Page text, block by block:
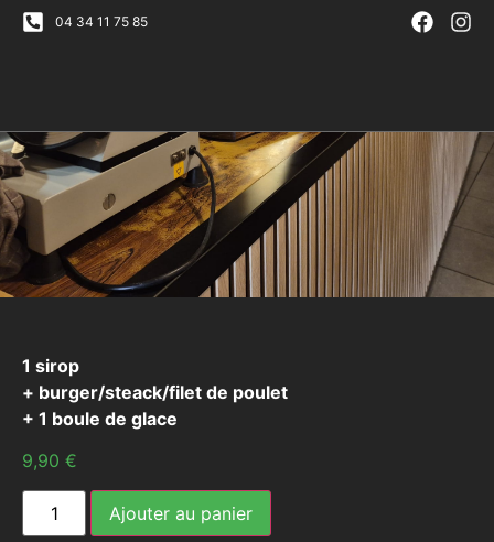
04 34 11 75 85
1 sirop
+ burger/steack/filet de poulet
+ 1 boule de glace
9,90 €
Ajouter au panier